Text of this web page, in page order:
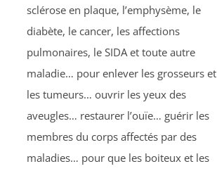
sclérose en plaque, l’emphysème, le
diabète, le cancer, les affections
pulmonaires, le SIDA et toute autre
maladie… pour enlever les grosseurs et
les tumeurs… ouvrir les yeux des
aveugles… restaurer l’ouïe… guérir les
membres du corps affectés par des
maladies… pour que les boiteux et les